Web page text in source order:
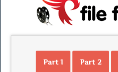
Part 1 Part 2